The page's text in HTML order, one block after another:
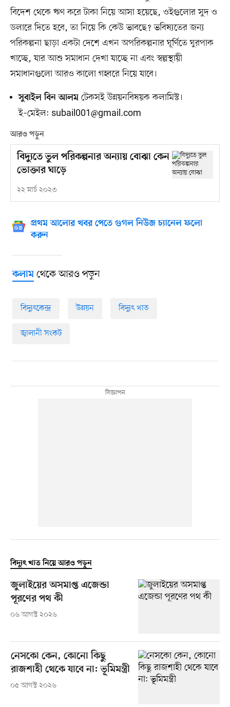
বিদেশ থেকে ঋণ করে টাকা নিয়ে আসা হয়েছে, ওইগুলোর সুদ ও
ডলারে দিতে হবে, তা নিয়ে কি কেউ ভাবছে? ভবিষ্যতের জন্য
পরিকল্পনা ছাড়া একটা দেশে এখন অপরিকল্পনার ঘূর্ণিতে ঘুরপাক
খাচ্ছে, যার আশু সমাধান দেখা যাচ্ছে না এবং স্বল্পস্থায়ী
সমাধানগুলো আরও কালো গহ্বরে নিয়ে যাবে।
সুবাইল বিন আলমটেকসই উন্নয়নবিষয়ক কলামিস্ট।
ই–মেইল: subail001@gmail.com
আরও পড়ুন
বিদ্যুতে ভুল পরিকল্পনার অন্যায় বোঝা কেন
ভোক্তার ঘাড়ে
২২ মার্চ ২০২৩
প্রথম আলোর খবর পেতে গুগল নিউজ চ্যানেল ফলো
করুন
কলামথেকে আরও পড়ুন
বিদ্যুৎকেন্দ্র উন্নয়ন বিদ্যুৎ খাত
জ্বালানী সংকট
বিদ্যুৎ খাত নিয়ে আরও পড়ুন
জুলাইয়ের অসমাপ্ত এজেন্ডা
পূরণের পথ কী
০৬ আগস্ট ২০২৬
নেসকো কেন, কোনো কিছু
রাজশাহী থেকে যাবে না: ভূমিমন্ত্রী
০৫ আগস্ট ২০২৬